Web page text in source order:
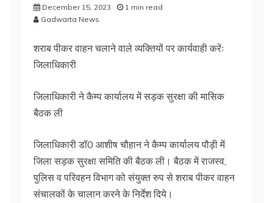
December 15, 2023
1 min read
Gadwarta News
शराब पीकर वाहन चलाने वाले व्यक्तियों पर कार्यवाही करेंः
जिलाधिकारी
जिलाधिकारी ने कैम्प कार्यालय में सड़क सुरक्षा की मासिक
बैठक ली
जिलाधिकारी डॉ0 आशीष चौहान ने कैम्प कार्यालय पौड़ी में
जिला सड़क सुरक्षा समिति की बैठक ली। बैठक में राजस्व,
पुलिस व परिवहन विभाग को संयुक्त रुप से शराब पीकर वाहन
संचालकों के चालान करने के निर्देश दिये।